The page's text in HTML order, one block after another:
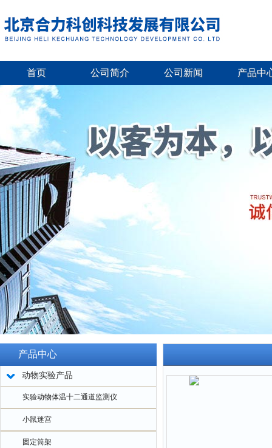
首页 公司简介 公司新闻 产品中
产品中心
动物实验产品
实验动物体温十二通道监测仪
小鼠迷宫
固定筒架